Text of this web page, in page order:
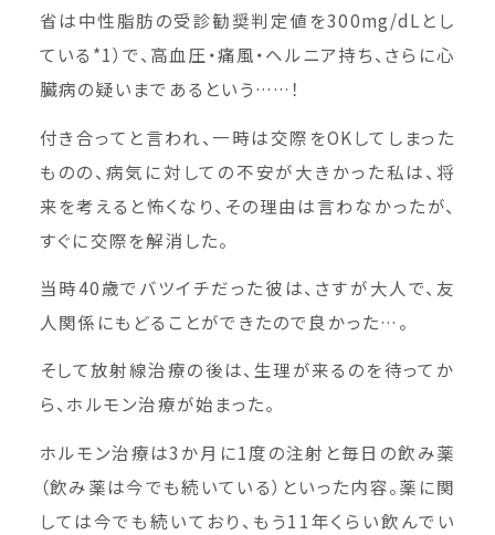
省は中性脂肪の受診勧奨判定値を300mg/dLとし
ている*1）で、高血圧・痛風・ヘルニア持ち、さらに心
臓病の疑いまであるという……！
付き合ってと言われ、一時は交際をOKしてしまった
ものの、病気に対しての不安が大きかった私は、将
来を考えると怖くなり、その理由は言わなかったが、
すぐに交際を解消した。
当時40歳でバツイチだった彼は、さすが大人で、友
人関係にもどることができたので良かった…。
そして放射線治療の後は、生理が来るのを待ってか
ら、ホルモン治療が始まった。
ホルモン治療は3か月に1度の注射と毎日の飲み薬
（飲み薬は今でも続いている）といった内容。薬に関
しては今でも続いており、もう11年くらい飲んでい